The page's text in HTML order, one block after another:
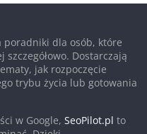
dla osób, które
Dostarczają
jak rozpoczęcie
trybu życia lub gotowania
w Google,SeoPilot.pl to